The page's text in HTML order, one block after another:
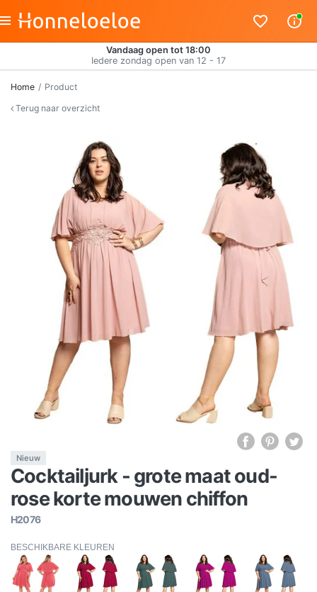
Vandaag open tot 18:00
Iedere zondag open van 12 - 17
Home
Product
Terug naar overzicht
Nieuw
Cocktailjurk - grote maat oud-
rose korte mouwen chiffon
H2076
BESCHIKBARE KLEUREN